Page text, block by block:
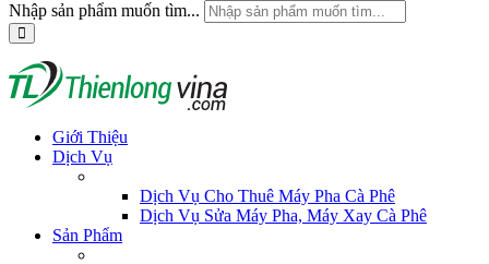
Nhập sản phẩm muốn tìm...
Giới Thiệu
Dịch Vụ
Dịch Vụ Cho Thuê Máy Pha Cà Phê
Dịch Vụ Sửa Máy Pha, Máy Xay Cà Phê
Sản Phẩm